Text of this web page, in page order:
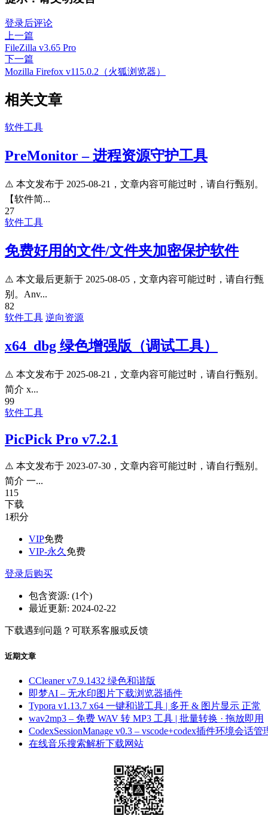
登录后评论
上一篇
FileZilla v3.65 Pro
下一篇
Mozilla Firefox v115.0.2（火狐浏览器）
相关文章
软件工具
PreMonitor – 进程资源守护工具
⚠️ 本文发布于 2025-08-21，文章内容可能过时，请自行甄别。
【软件简...
27
软件工具
免费好用的文件/文件夹加密保护软件
⚠️ 本文最后更新于 2025-08-05，文章内容可能过时，请自行甄
别。Anv...
82
软件工具 逆向资源
x64_dbg 绿色增强版（调试工具）
⚠️ 本文发布于 2025-08-21，文章内容可能过时，请自行甄别。
简介 x...
99
软件工具
PicPick Pro v7.2.1
⚠️ 本文发布于 2023-07-30，文章内容可能过时，请自行甄别。
简介 一...
115
下载
1积分
VIP免费
VIP-永久免费
登录后购买
包含资源: (1个)
最近更新: 2024-02-22
下载遇到问题？可联系客服或反馈
近期文章
CCleaner v7.9.1432 绿色和谐版
即梦AI – 无水印图片下载浏览器插件
Typora v1.13.7 x64 一键和谐工具 | 多开 & 图片显示 正常
wav2mp3 – 免费 WAV 转 MP3 工具 | 批量转换 · 拖放即用
CodexSessionManage v0.3 – vscode+codex插件环境会话管
在线音乐搜索解析下载网站